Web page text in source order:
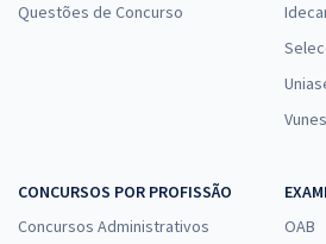
Questões de Concurso
CONCURSOS POR PROFISSÃO
Concursos Administrativos
OAB